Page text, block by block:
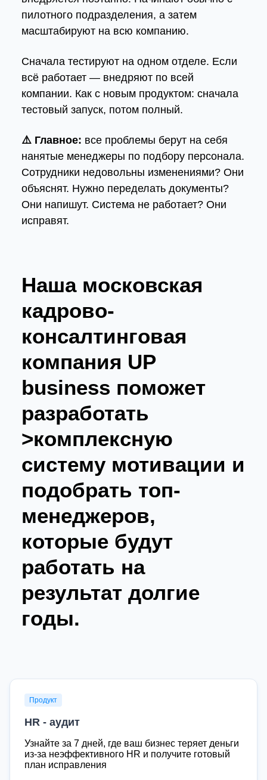
пилотного подразделения, а затем
масштабируют на всю компанию.
Сначала тестируют на одном отделе. Если
всё работает — внедряют по всей
компании. Как с новым продуктом: сначала
тестовый запуск, потом полный.
⚠️ Главное: все проблемы берут на себя
нанятые менеджеры по подбору персонала.
Сотрудники недовольны изменениями? Они
объяснят. Нужно переделать документы?
Они напишут. Система не работает? Они
исправят.
Наша московская
кадрово-
консалтинговая
компания UP
business поможет
разработать
>комплексную
систему мотивации и
подобрать топ-
менеджеров,
которые будут
работать на
результат долгие
годы.
Продукт
HR - аудит
Узнайте за 7 дней, где ваш бизнес теряет деньги
из-за неэффективного HR и получите готовый
план исправления